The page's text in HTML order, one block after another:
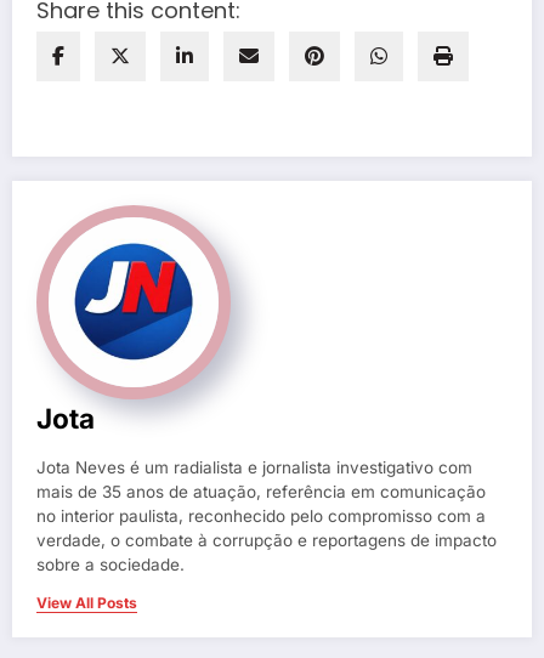
Share this content:
Jota
Jota Neves é um radialista e jornalista investigativo com
mais de 35 anos de atuação, referência em comunicação
no interior paulista, reconhecido pelo compromisso com a
verdade, o combate à corrupção e reportagens de impacto
sobre a sociedade.
View All Posts